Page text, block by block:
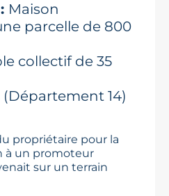
Maison
parcelle de 800
collectif de 35
(Département 14)
propriétaire pour la
à un promoteur
sur un terrain